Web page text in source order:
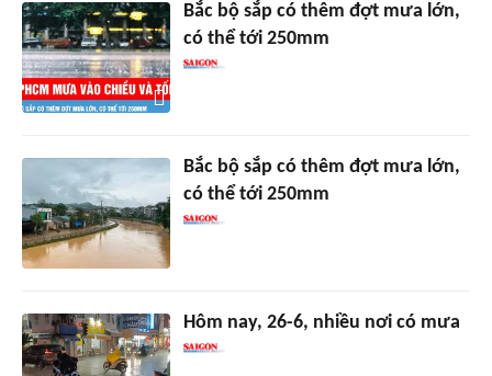
Bắc bộ sắp có thêm đợt mưa lớn,
có thể tới 250mm
Bắc bộ sắp có thêm đợt mưa lớn,
có thể tới 250mm
Hôm nay, 26-6, nhiều nơi có mưa